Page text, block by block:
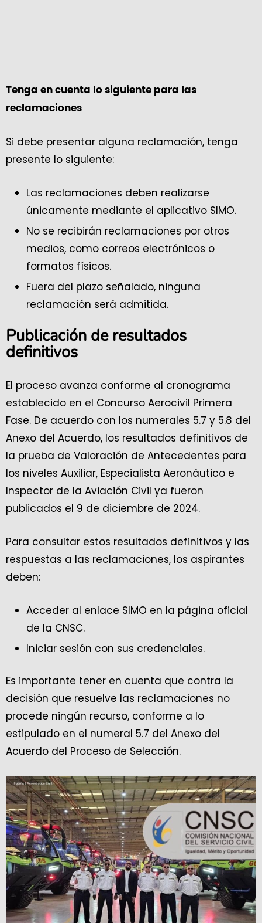
Tenga en cuenta lo siguiente para las
reclamaciones
Si debe presentar alguna reclamación, tenga
presente lo siguiente:
Las reclamaciones deben realizarse
únicamente mediante el aplicativo SIMO.
No se recibirán reclamaciones por otros
medios, como correos electrónicos o
formatos físicos.
Fuera del plazo señalado, ninguna
reclamación será admitida.
Publicación de resultados
definitivos
El proceso avanza conforme al cronograma
establecido en el Concurso Aerocivil Primera
Fase. De acuerdo con los numerales 5.7 y 5.8 del
Anexo del Acuerdo, los resultados definitivos de
la prueba de Valoración de Antecedentes para
los niveles Auxiliar, Especialista Aeronáutico e
Inspector de la Aviación Civil ya fueron
publicados el 9 de diciembre de 2024.
Para consultar estos resultados definitivos y las
respuestas a las reclamaciones, los aspirantes
deben:
Acceder al enlace SIMO en la página oficial
de la CNSC.
Iniciar sesión con sus credenciales.
Es importante tener en cuenta que contra la
decisión que resuelve las reclamaciones no
procede ningún recurso, conforme a lo
estipulado en el numeral 5.7 del Anexo del
Acuerdo del Proceso de Selección.